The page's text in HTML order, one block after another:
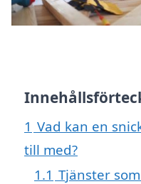
1 Vad kan en
till med?
1.1 Tjänster